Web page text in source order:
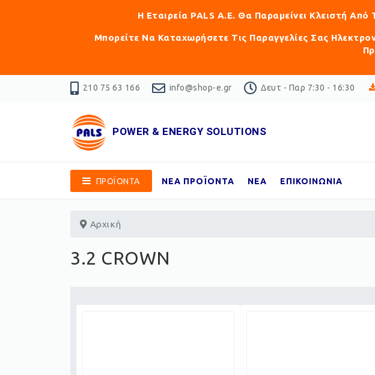
Η Εταιρεία PALS Α.Ε. Θα Παραμείνει Κλειστή
Μπορείτε Να Καταχωρήσετε Τις Παραγγελίες Σας
210 75 63 166 info@shop-e.gr Δευτ - Παρ 7:30 - 16:30
POWER & ENERGY SOLUTIONS
ΠΡΟΪΟΝΤΑ ΝΕΑ ΠΡΟΪΟΝΤΑ ΝΕΑ ΕΠΙΚΟΙΝΩΝΙΑ
Αρχική
3.2 CROWN